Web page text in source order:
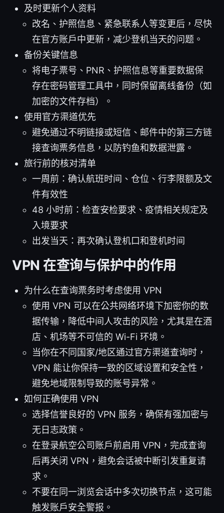
及时更新个人资料
改名、护照信息、紧急联系人等变更后，尽快
在官方账户中更新，减少登机当天的问题。
备份关键信息
将电子票号、PNR、护照信息等重要数据保
存在密码管理工具中，同时保留离线备份（如
加密的文件存档）。
使用官方渠道优先
避免通过不明链接或短信、邮件中的第三方链
接查询票务信息，以防钓鱼和数据泄露。
旅行前的核对清单
一周前：确认航班时间、仓位、行李限额及文
件有效性
48 小时前：检查安检要求、疫情相关规定及
入境要求
出发当天：再次确认登机口和登机时间
VPN 在查询与保护中的作用
为什么在查询票务时考虑使用 VPN
使用 VPN 可以在公共网络环境下加密你的数
据传输，降低中间人攻击的风险，尤其是在酒
店、机场等不可信的 Wi-Fi 环境。
当你在不同国家/地区通过官方渠道查询时，
VPN 能让你保持一致的区域设置和安全性，
避免地域限制导致的账号异常。
如何正确使用 VPN
选择信誉良好的 VPN 服务，确保有强加密与
无日志政策。
在登录航空公司账户前启用 VPN，完成查询
后再关闭 VPN，避免会话被中断引发重复请
求。
不要在同一浏览会话中多次切换节点，这可能
触发账户安全警报。